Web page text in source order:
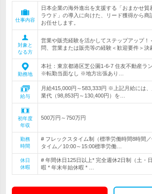
仕事内容
日本企業の海外進出を支援する「おまかせ貿
ラウド」の導入に向けた、リード獲得から商
お任せします。
対象と
なる方
営業や販売経験を活かしてステップアップ！
問、営業または販売等の経験＜歓迎要件＞決
勤務地
本社：東京都港区芝公園1-6-7 住友不動産ラ
※転勤当面なし ※地方出張あり…
給与
月給415,000円～583,333円 ※上記月給には
業代（98,853円～130,400円）を…
初年度
年収
500万円～750万円
勤務
時間
# フレックスタイム制（標準労働時間8時間
タイム／10:00～15:00標準労働…
休日
休暇
# 年間休日125日以上* 完全週休2日制（土・
暇 * 年末年始休暇 * …